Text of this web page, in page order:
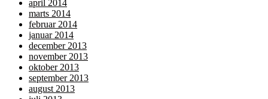
april 2014
marts 2014
februar 2014
januar 2014
december 2013
november 2013
oktober 2013
september 2013
august 2013